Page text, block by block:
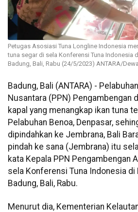
Petugas Asosiasi Tuna Longline Indonesia
tuna segar di sela Konferensi Tuna Indonesia
Badung, Bali, Rabu (24/5/2023) ANTARA/
Badung, Bali (ANTARA) -
Nusantara (PPN) Pengambengan
kapal yang menangkap ikan tuna
Pelabuhan Benoa, Denpasar,
dipindahkan ke Jembrana, Bali
pindah ke sana (Jembrana) itu
kata Kepala PPN Pengambengan
sela Konferensi Tuna Indonesia di
Badung, Bali, Rabu.
Menurut dia, Kementerian